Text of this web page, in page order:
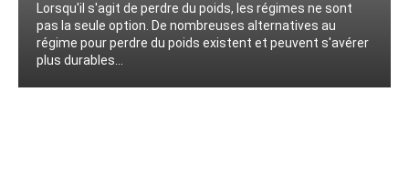
Lorsqu'il s'agit de perdre du poids, les régimes ne sont
pas la seule option. De nombreuses alternatives au
régime pour perdre du poids existent et peuvent s'avérer
plus durables...